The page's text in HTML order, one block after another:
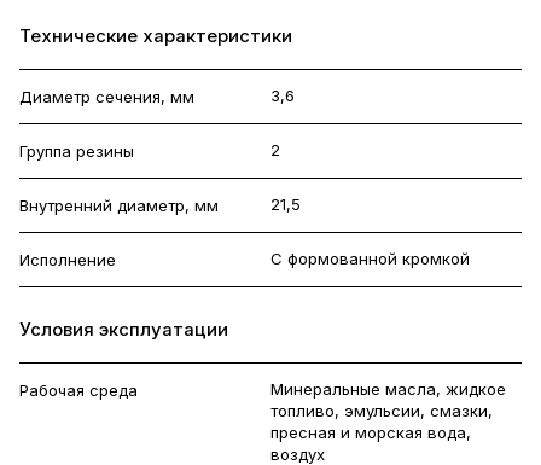
Технические характеристики
Диаметр сечения, мм 3,6
Группа резины 2
Внутренний диаметр, мм 21,5
Исполнение С формованной кромкой
Условия эксплуатации
Рабочая среда
Минеральные масла, жидкое
топливо, эмульсии, смазки,
пресная и морская вода,
воздух